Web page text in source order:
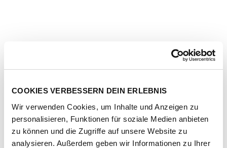
COOKIES VERBESSERN DEIN ERLEBNIS
Wir verwenden Cookies, um Inhalte und Anzeigen zu
personalisieren, Funktionen für soziale Medien anbieten
zu können und die Zugriffe auf unsere Website zu
analysieren. Außerdem geben wir Informationen zu Ihrer
Artikel-Nr.3-001336-0000-schwarz